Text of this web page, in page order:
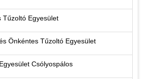
Tűzoltó Egyesület
Önkéntes Tűzoltó Egyesület
Csólyospálos